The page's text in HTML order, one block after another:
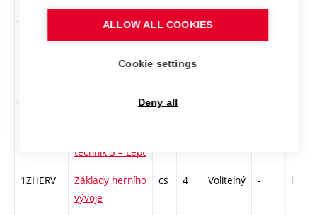
fotografie 1
technik 1 – Tisk
technik 3 – Lept
1ZHERV
Základy herního
vývoje
cs 4 Volitelný - kl
ALLOW ALL COOKIES
Cookie settings
Deny all